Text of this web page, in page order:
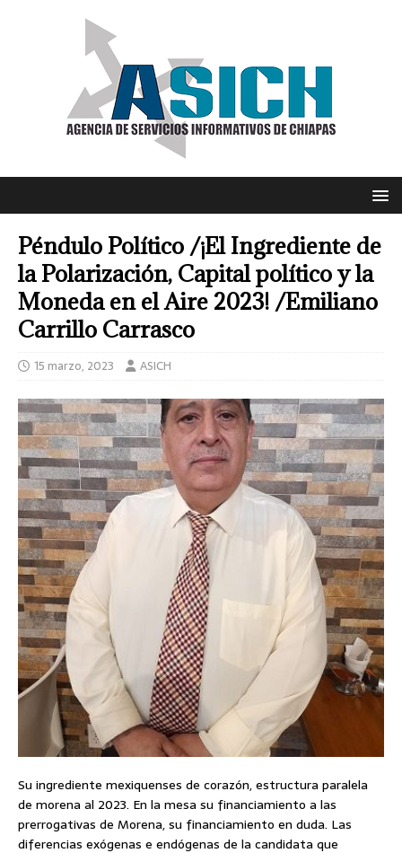
Péndulo Político /¡El Ingrediente de
la Polarización, Capital político y la
Moneda en el Aire 2023! /Emiliano
Carrillo Carrasco
15 marzo, 2023 ASICH
Su ingrediente mexiquenses de corazón, estructura paralela
de morena al 2023. En la mesa su financiamiento a las
prerrogativas de Morena, su financiamiento en duda. Las
diferencias exógenas e endógenas de la candidata que